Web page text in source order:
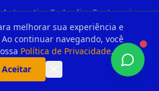
melhorar sua experiência e
continuar navegando, você
Política de Privacidade.
Aceitar
Bairros Atendidos Portao Automatico Sp Jardim Centenario Guarulhos Sp Motor Para Portao Automatico Eletronico
Bairros Atendidos Portao Automatico Sp Recreio Sao Jorge Guarulhos Sp Motor Para Portao Automatico Eletronico
Bairros Atendidos Portao Automatico Sp Jardim Valeria Guarulhos Sp Motor Para Portao Automatico Eletronico